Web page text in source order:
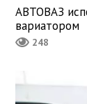
АВТОВАЗ
вариатором
248